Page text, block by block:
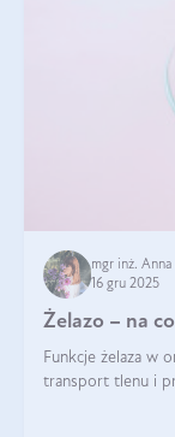
mgr inż. Anna
16 gru 2025
Żelazo – na
Funkcje żelaza w
transport tlenu i